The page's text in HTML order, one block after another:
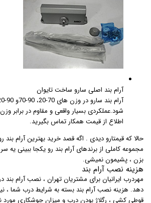
آرام بند اصلی سارو ساخت تایوان
شود.عملکردی بسیار واقعی و مقاوم در برابر
اطلاع از قیمت همکار تماس بگیرید.
حالا که قیمتارو دیدی . اگه قصد خرید بهترین آرام بند
مجموعه کاملی از برندهای آرام بند رو یکجا ببینی یه
بزن ، پشیمون نمیشی.
هزینه نصب آرام بند
مهردرب ایرانیان برای مشتریان تهران ، نصب آرام بند
دهد. هزینه نصب آرام بند بسته به شرایط درب شما ،
قوطی کشی ، رگلاژ بودن درب و میزان جوشکاری مورد